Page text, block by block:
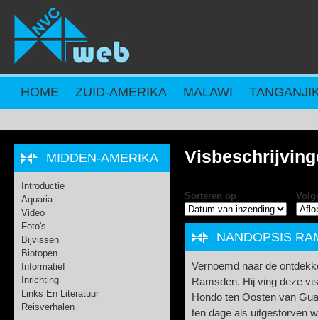
Overslaan en naar de inhoud gaan
HOME ZUID-AMERIKA MALAWI
Sorteren op
NANDOPSIS
Vernoemd naar de
Ramsden. Hij ving deze
Hondo ten Oosten van
ten dage als uitgestorven
MIDDEN-AMERIKA
Introductie
Aquaria
Video
Foto's
Bijvissen
Biotopen
Informatief
Inrichting
Links En Literatuur
Reisverhalen